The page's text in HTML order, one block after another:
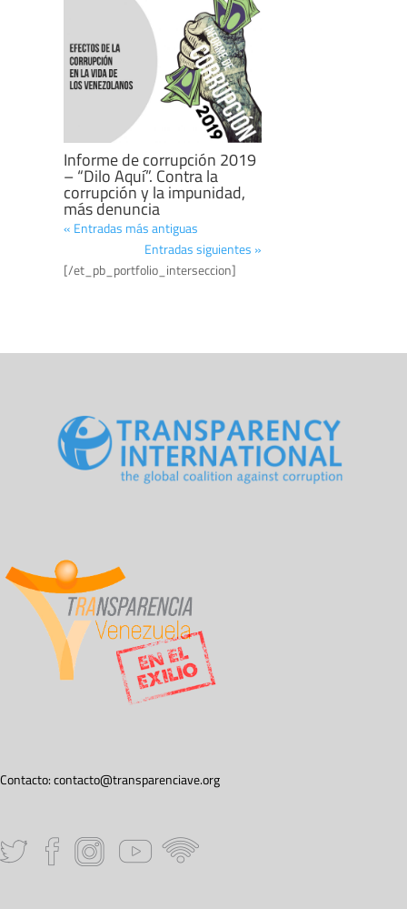
Informe de corrupción 2019
– “Dilo Aquí”. Contra la
corrupción y la impunidad,
más denuncia
« Entradas más antiguas
Entradas siguientes »
[/et_pb_portfolio_interseccion]
Contacto:contacto@transparenciave.org